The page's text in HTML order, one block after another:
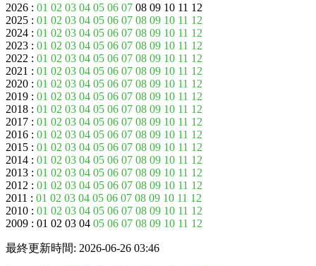
2026 : 01 02 03 04 05 06 07 08 09 10 11 12
2025 : 01 02 03 04 05 06 07 08 09 10 11 12
2024 : 01 02 03 04 05 06 07 08 09 10 11 12
2023 : 01 02 03 04 05 06 07 08 09 10 11 12
2022 : 01 02 03 04 05 06 07 08 09 10 11 12
2021 : 01 02 03 04 05 06 07 08 09 10 11 12
2020 : 01 02 03 04 05 06 07 08 09 10 11 12
2019 : 01 02 03 04 05 06 07 08 09 10 11 12
2018 : 01 02 03 04 05 06 07 08 09 10 11 12
2017 : 01 02 03 04 05 06 07 08 09 10 11 12
2016 : 01 02 03 04 05 06 07 08 09 10 11 12
2015 : 01 02 03 04 05 06 07 08 09 10 11 12
2014 : 01 02 03 04 05 06 07 08 09 10 11 12
2013 : 01 02 03 04 05 06 07 08 09 10 11 12
2012 : 01 02 03 04 05 06 07 08 09 10 11 12
2011 : 01 02 03 04 05 06 07 08 09 10 11 12
2010 : 01 02 03 04 05 06 07 08 09 10 11 12
2009 : 01 02 03 04 05 06 07 08 09 10 11 12
最終更新時間: 2026-06-26 03:46